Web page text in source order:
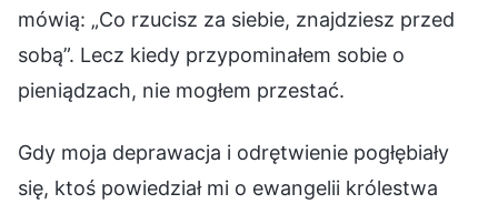
mówią: „Co rzucisz za siebie, znajdziesz przed
sobą”. Lecz kiedy przypominałem sobie o
pieniądzach, nie mogłem przestać.
Gdy moja deprawacja i odrętwienie pogłębiały
się, ktoś powiedział mi o ewangelii królestwa